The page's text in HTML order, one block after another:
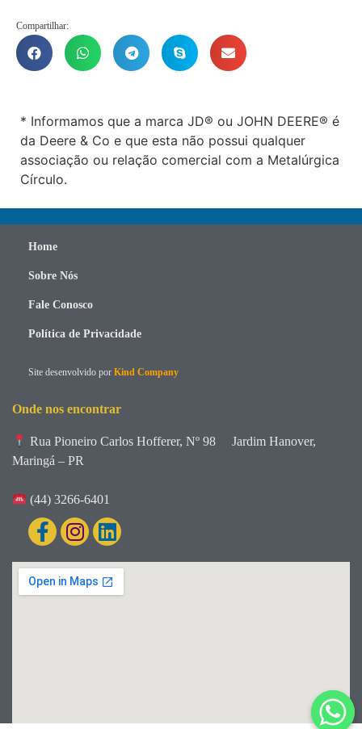
Compartilhar:
* Informamos que a marca JD® ou JOHN DEERE® é
da Deere & Co e que esta não possui qualquer
associação ou relação comercial com a Metalúrgica
Círculo.
Home
Sobre Nós
Fale Conosco
Política de Privacidade
Site desenvolvido por Kind Company
Onde nos encontrar
Rua Pioneiro Carlos Hofferer, Nº 98
Jardim Hanover,
Maringá – PR
(44) 3266-6401